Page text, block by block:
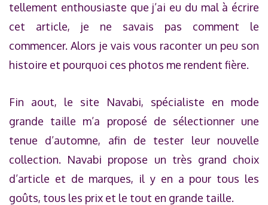
tellement enthousiaste que j’ai eu du mal à écrire
cet article, je ne savais pas comment le
commencer. Alors je vais vous raconter un peu son
histoire et pourquoi ces photos me rendent fière.
Fin aout, le site Navabi, spécialiste en mode
grande taille m’a proposé de sélectionner une
tenue d’automne, afin de tester leur nouvelle
collection. Navabi propose un très grand choix
d’article et de marques, il y en a pour tous les
goûts, tous les prix et le tout en grande taille.